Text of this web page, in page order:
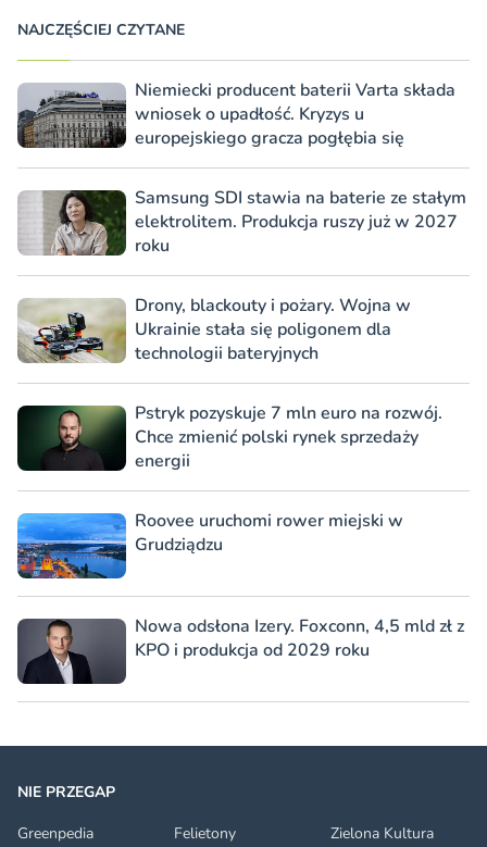
NAJCZĘŚCIEJ CZYTANE
Niemiecki producent baterii Varta składa
wniosek o upadłość. Kryzys u
europejskiego gracza pogłębia się
Samsung SDI stawia na baterie ze stałym
elektrolitem. Produkcja ruszy już w 2027
roku
Drony, blackouty i pożary. Wojna w
Ukrainie stała się poligonem dla
technologii bateryjnych
Pstryk pozyskuje 7 mln euro na rozwój.
Chce zmienić polski rynek sprzedaży
energii
Roovee uruchomi rower miejski w
Grudziądzu
Nowa odsłona Izery. Foxconn, 4,5 mld zł z
KPO i produkcja od 2029 roku
NIE PRZEGAP
Greenpedia
Felietony Zielona Kultura